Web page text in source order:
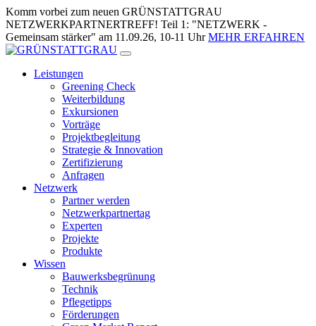
Zum
Inhalt
springen
Komm vorbei zum neuen GRÜNSTATTGRAU
NETZWERKPARTNERTREFF! Teil 1: "NETZWERK -
Gemeinsam stärker" am 11.09.26, 10-11 UhrMEHR ERFAHREN
Leistungen
Greening Check
Weiterbildung
Exkursionen
Vorträge
Projektbegleitung
Strategie & Innovation
Zertifizierung
Anfragen
Netzwerk
Partner werden
Netzwerkpartnertag
Experten
Projekte
Produkte
Wissen
Bauwerksbegrünung
Technik
Pflegetipps
Förderungen